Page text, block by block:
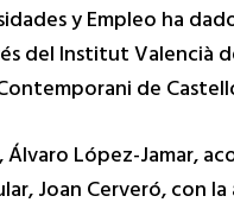
y Empleo ha
del Institut Valencià
de
López-Jamar,
Joan Cerveró, con